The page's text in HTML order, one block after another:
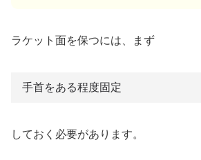
ラケット面を保つには、まず
手首をある程度固定
しておく必要があります。